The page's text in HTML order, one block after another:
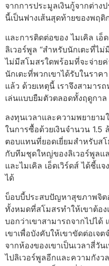
จากการประมูลเงินกู้จากต่าง
นี้เป็นฟางเส้นสุดท้ายของพฤติ
และการติดต่อของ ไมเคิล เอ็
ลิเวอร์พูล “สําหรับนักเตะที่
ไม่มีสโมสรใดพร้อมที่จะจ่าย
นักเตะที่พวกเขาได้รับในรา
แล้ว ด้วยเหตุนี้ เราจึงสามา
เล่นแบบยืมตัวตลอดทั้งฤดูกาล
ลงทุนเวลาและความพยายา
ในการซื้อด้วยเงินจํานวน 1.5
ตอบแทนที่ยอดเยี่ยมสําหรับส
กับทีมชุดใหญ่ของลิเวอร์พูลแ
และไมเคิล เอ็ดเวิร์ดส์ ได้ชี้แ
ได้
บ็อบบี้ประสบปัญหาสุขภาพจิต
ทั้งหมดที่สโมสรทําให้เขาต้อ
บอกว่าเขาสามารถจากไปได้
เขาเพื่อบังคับให้เขาขัดต่อเจ
จากห้องของเขาเป็นเวลาสี่วั
ไปลิเวอร์พูลอีกและความกัง